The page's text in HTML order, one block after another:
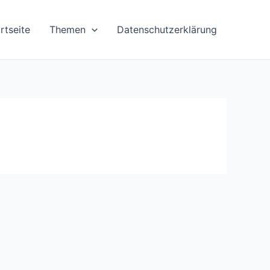
Themen Datenschutzerklärung